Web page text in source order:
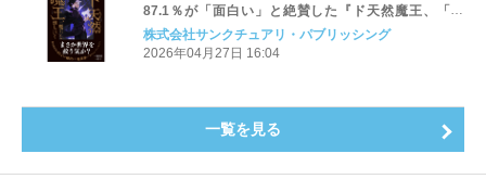
87.1％が「面白い」と絶賛した『ド天然魔王、「魔
王」を倒しにいく』4月30日発売
株式会社サンクチュアリ・パブリッシング
2026年04月27日 16:04
一覧を見る